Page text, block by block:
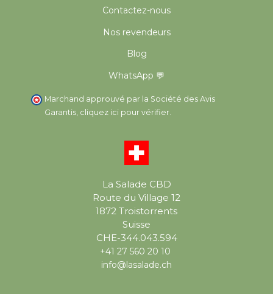
La Salade CBD
Route du Village 12
1872 Troistorrents
Suisse
CHE-344.043.594
+41 27 560 20 10
info@lasalade.ch
Contactez-nous
Nos revendeurs
Blog
WhatsApp 💬
Marchand approuvé par la Société des Avis
Garantis, cliquez ici pour vérifier